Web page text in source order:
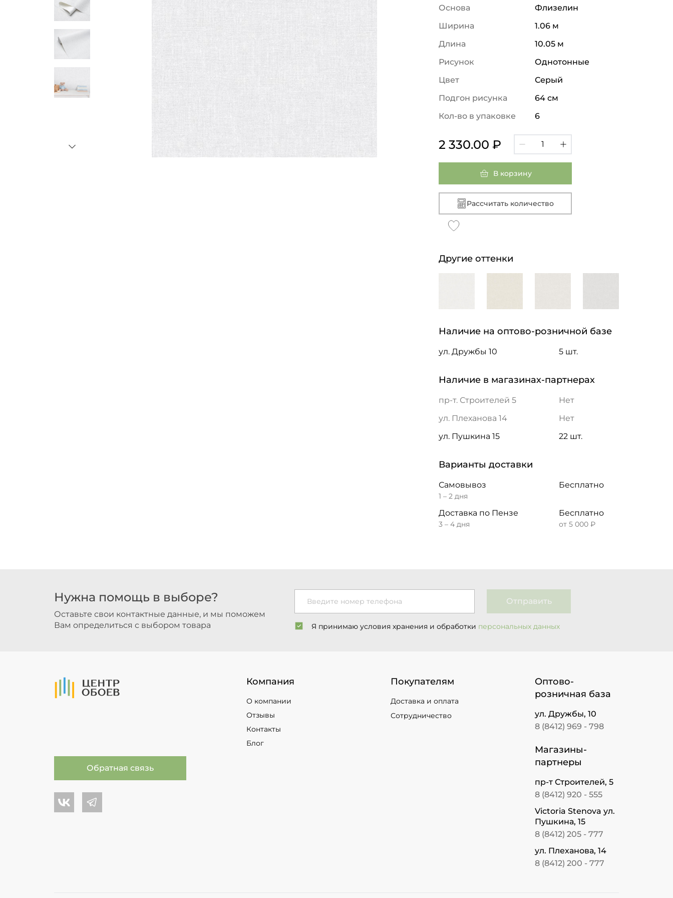
Основа
Флизелин
Ширина
1.06 м
Длина
10.05 м
Рисунок
Однотонные
Цвет
Серый
Подгон рисунка
64 см
Кол-во в упаковке
6
2 330.00 ₽
В корзину
Рассчитать количество
Другие оттенки
Наличие на оптово-розничной базе
ул. Дружбы 10 5 шт.
Наличие в магазинах-партнерах
пр-т. Строителей 5
Нет
ул. Плеханова 14
Нет
ул. Пушкина 15
22 шт.
Варианты доставки
Самовывоз
1 – 2 дня
Бесплатно
Доставка по Пензе
3 – 4 дня
Бесплатно
от 5 000 ₽
Нужна помощь в выборе?
Оставьте свои контактные данные, и мы поможем
Вам определиться с выбором товара
Введите номер телефона Отправить
Я принимаю условия хранения и обработки персональных данных
На Главную Компания
О компании
Отзывы
Контакты
Блог
Покупателям
Доставка и оплата
Сотрудничество
Оптово-
розничная база
ул. Дружбы, 10
8 (8412) 969 - 798
Магазины-
партнеры
пр-т Строителей, 5
8 (8412) 920 - 555
Victoria Stenova ул.
Пушкина, 15
8 (8412) 205 - 777
ул. Плеханова, 14
8 (8412) 200 - 777
Обратная связь
Центр обоев во Вконтакте
Центр обоев в Телеграме